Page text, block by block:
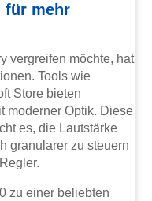
für mehr
vergreifen möchte, hat
Tools wie
Store bieten
moderner Optik. Diese
es, die Lautstärke
granularer zu steuern
zu einer beliebten